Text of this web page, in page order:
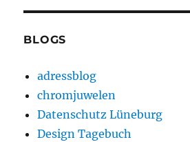
BLOGS
adressblog
chromjuwelen
Datenschutz Lüneburg
Design Tagebuch